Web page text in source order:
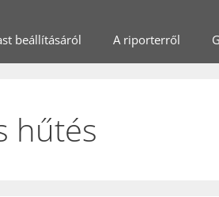
beállításáról A riporterről
hűtés